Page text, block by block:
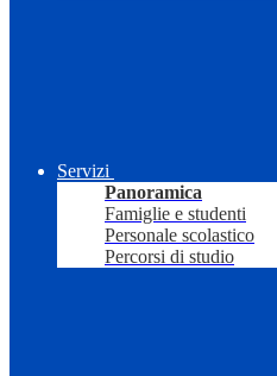
Servizi
Panoramica
Famiglie e studenti
Personale scolastico
Percorsi di studio